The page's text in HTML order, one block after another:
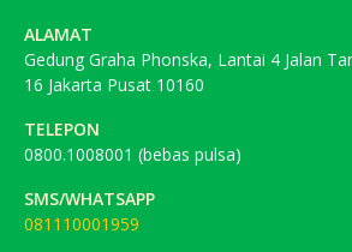
ALAMAT
Gedung Graha Phonska, Lantai 4 Jalan
16 Jakarta Pusat 10160
TELEPON
0800.1008001 (bebas pulsa)
SMS/WHATSAPP
081110001959